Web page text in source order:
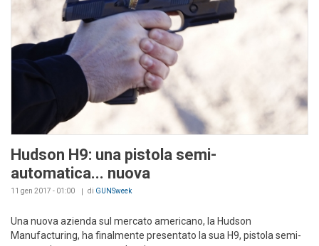
Hudson H9: una pistola semi-
automatica... nuova
11 gen 2017 - 01:00 di GUNSweek
Una nuova azienda sul mercato americano, la Hudson
Manufacturing, ha finalmente presentato la sua H9, pistola semi-